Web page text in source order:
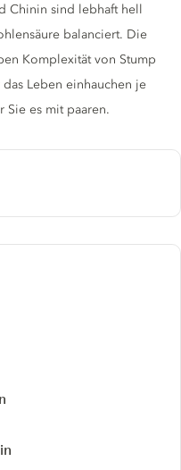
Chinin sind lebhaft hell
balanciert. Die
Komplexität von Stump
Leben einhauchen je
Sie es mit paaren.